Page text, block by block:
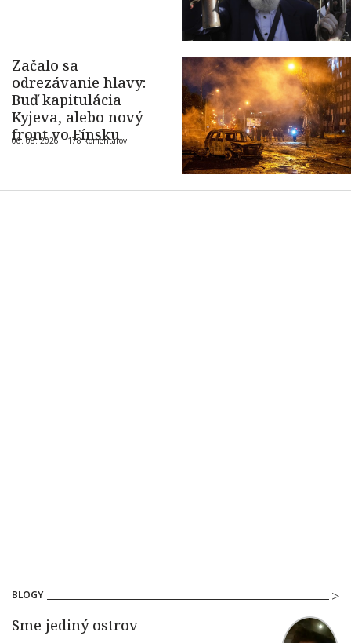
Začalo sa
odrezávanie hlavy:
Buď kapitulácia
Kyjeva, alebo nový
front vo Fínsku
06. 08. 2026 |178 komentárov
BLOGY